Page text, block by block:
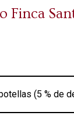
Finca
(5 % de